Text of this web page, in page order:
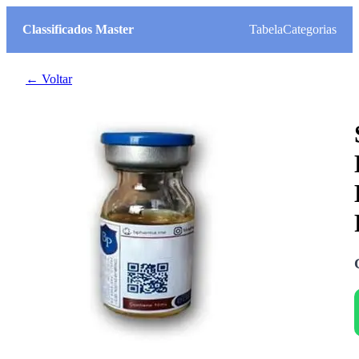
Classificados Master TabelaCategorias
← Voltar